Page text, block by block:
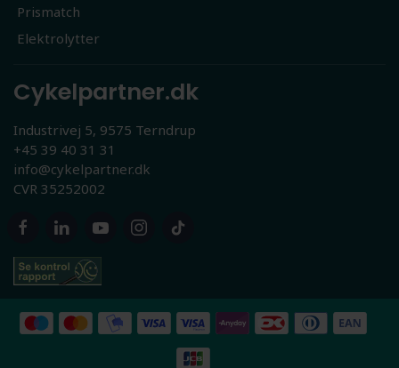
Prismatch
Elektrolytter
Cykelpartner.dk
Industrivej 5, 9575 Terndrup
+45 39 40 31 31
info@cykelpartner.dk
CVR 35252002